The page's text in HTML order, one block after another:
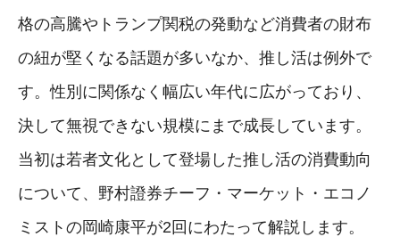
格の高騰やトランプ関税の発動など消費者の財布
の紐が堅くなる話題が多いなか、推し活は例外で
す。性別に関係なく幅広い年代に広がっており、
決して無視できない規模にまで成長しています。
当初は若者文化として登場した推し活の消費動向
について、野村證券チーフ・マーケット・エコノ
ミストの岡崎康平が2回にわたって解説します。